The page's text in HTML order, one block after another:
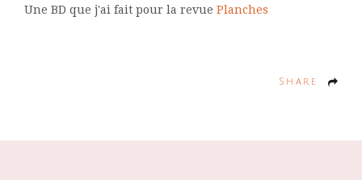
Une BD que j'ai fait pour la revue Planches
Share